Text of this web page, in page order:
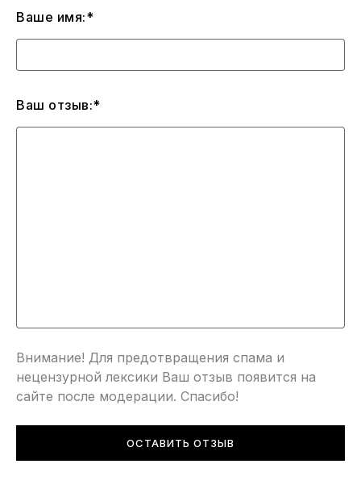
Ваше имя:*
Ваш отзыв:*
Внимание! Для предотвращения спама и
нецензурной лексики Ваш отзыв появится на
сайте после модерации. Спасибо!
ОСТАВИТЬ ОТЗЫВ